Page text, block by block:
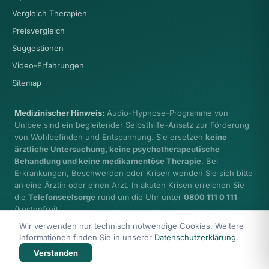
Vergleich Therapien
Preisvergleich
Suggestionen
Video-Erfahrungen
Sitemap
Medizinischer Hinweis: Audio-Hypnose-Programme von
Unibee sind ein begleitender Selbsthilfe-Ansatz zur Förderung
von Wohlbefinden und Entspannung. Sie ersetzen keine
ärztliche Untersuchung, keine psychotherapeutische
Behandlung und keine medikamentöse Therapie. Bei
Erkrankungen, Beschwerden oder Krisen wenden Sie sich bitte
an eine Ärztin oder einen Arzt. In akuten Krisen erreichen Sie
die Telefonseelsorge rund um die Uhr unter 0800 111 0 111
(kostenfrei).
© 2026 Health Care unibee Institute · Ingo Simon
Wir verwenden nur technisch notwendige Cookies. Weitere
Informationen finden Sie in unserer Datenschutzerklärung.
Verstanden